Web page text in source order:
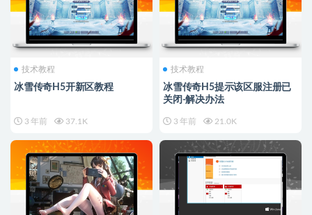
技术教程
冰雪传奇H5开新区教程
3 年前 37.1K
技术教程
冰雪传奇H5提示该区服注册已
关闭-解决办法
3 年前 21.0K